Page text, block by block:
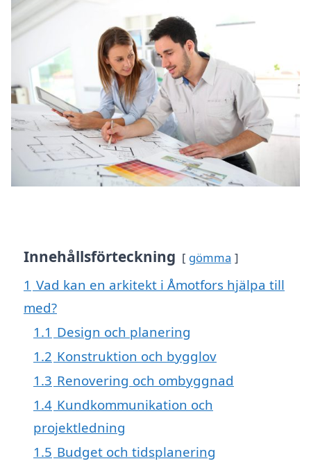
Innehållsförteckning gömma
1 Vad kan en arkitekt i Åmotfors hjälpa till
med?
1.1 Design och planering
1.2 Konstruktion och bygglov
1.3 Renovering och ombyggnad
1.4 Kundkommunikation och
projektledning
1.5 Budget och tidsplanering